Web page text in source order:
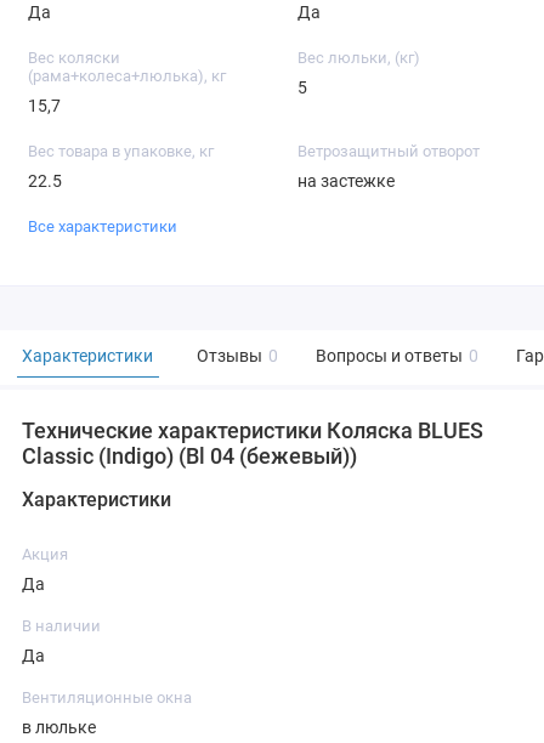
Да Да
Вес коляски
(рама+колеса+люлька), кг
15,7
Вес люльки, (кг)
5
Вес товара в упаковке, кг
22.5
Ветрозащитный отворот
на застежке
Все характеристики
Характеристики Отзывы 0 Вопросы и ответы 0
Технические характеристики Коляска BLUES
Classic (Indigo) (Bl 04 (бежевый))
Характеристики
Акция
Да
В наличии
Да
Вентиляционные окна
в люльке